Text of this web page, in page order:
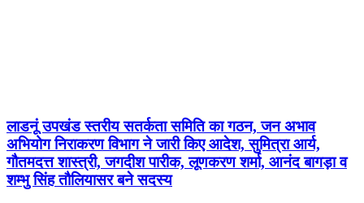
लाडनूं उपखंड स्तरीय सतर्कता समिति का गठन, जन अभाव
अभियोग निराकरण विभाग ने जारी किए आदेश, सुमित्रा आर्य,
गौतमदत्त शास्त्री, जगदीश पारीक, लूणकरण शर्मा, आनंद बागड़ा व
शम्भु सिंह तौलियासर बने सदस्य